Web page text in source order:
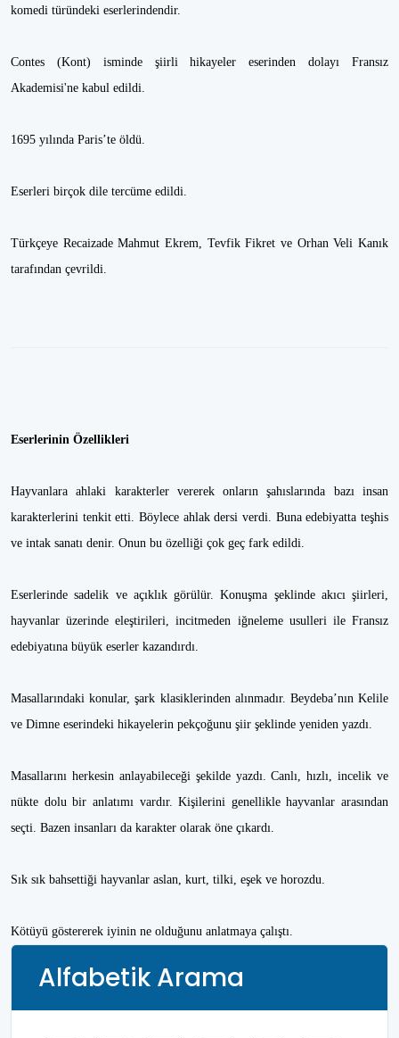
komedi türündeki eserlerindendir.
Contes (Kont) isminde şiirli hikayeler eserinden dolayı Fransız
Akademisi'ne kabul edildi.
1695 yılında Paris’te öldü.
Eserleri birçok dile tercüme edildi.
Türkçeye Recaizade Mahmut Ekrem, Tevfik Fikret ve Orhan Veli Kanık
tarafından çevrildi.
Eserlerinin Özellikleri
Hayvanlara ahlaki karakterler vererek onların şahıslarında bazı insan
karakterlerini tenkit etti. Böylece ahlak dersi verdi. Buna edebiyatta teşhis
ve intak sanatı denir. Onun bu özelliği çok geç fark edildi.
Eserlerinde sadelik ve açıklık görülür. Konuşma şeklinde akıcı şiirleri,
hayvanlar üzerinde eleştirileri, incitmeden iğneleme usulleri ile Fransız
edebiyatına büyük eserler kazandırdı.
Masallarındaki konular, şark klasiklerinden alınmadır. Beydeba’nın Kelile
ve Dimne eserindeki hikayelerin pekçoğunu şiir şeklinde yeniden yazdı.
Masallarını herkesin anlayabileceği şekilde yazdı. Canlı, hızlı, incelik ve
nükte dolu bir anlatımı vardır. Kişilerini genellikle hayvanlar arasından
seçti. Bazen insanları da karakter olarak öne çıkardı.
Sık sık bahsettiği hayvanlar aslan, kurt, tilki, eşek ve horozdu.
Kötüyü göstererek iyinin ne olduğunu anlatmaya çalıştı.
Alfabetik Arama